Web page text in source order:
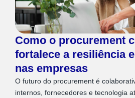
Como o procurement
fortalece a resiliência
nas empresas
O futuro do procurement é
internos, fornecedores e tecnologia